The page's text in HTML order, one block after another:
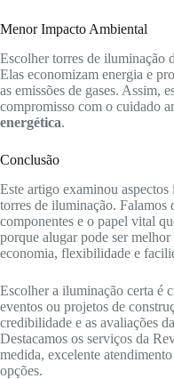
Menor Impacto Ambiental
Escolher torres de iluminação
Elas economizam energia e
as emissões de gases. Assim,
compromisso com o cuidado
energética.
Conclusão
Este artigo examinou
torres de iluminação. Falamos
componentes e o papel vital
porque alugar pode ser
economia, flexibilidade e
Escolher a iluminação certa é
eventos ou projetos de
credibilidade e as avaliações
Destacamos os serviços da
medida, excelente
opções.